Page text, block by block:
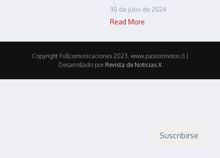
30 de julio de 2024
Read More
Copyright Fullcomunicaciones 2023. www.pasionmotor.cl |
Desarrollado por Revista de Noticias X
Suscribirse